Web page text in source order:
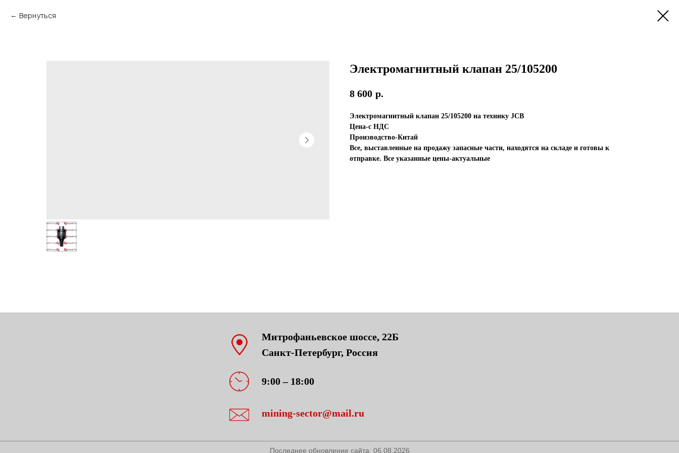
Вернуться
Электромагнитный клапан 25/105200
8 600 р.
Электромагнитный клапан 25/105200 на технику JCB
Цена-с НДС
Производство-Китай
Все, выставленные на продажу запасные части, находятся на складе и готовы к
отправке. Все указанные цены-актуальные
Митрофаньевское шоссе, 22Б
Санкт-Петербург, Россия
mining-sector@mail.ru
9:00 – 18:00
Последнее обновление сайта: 06.08.2026